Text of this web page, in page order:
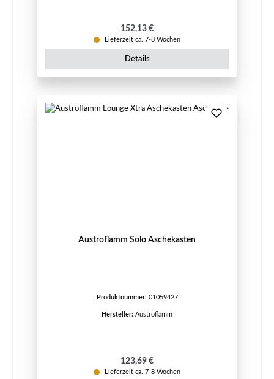
Regulärer Preis:
152,13 €
Lieferzeit ca. 7-8 Wochen
Details
Austroflamm Solo Aschekasten
Produktnummer: 01059427
Hersteller: Austroflamm
Regulärer Preis:
123,69 €
Lieferzeit ca. 7-8 Wochen